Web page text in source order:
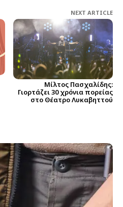
NEXT ARTICLE
Μίλτος Πασχαλίδης:
Γιορτάζει 30 χρόνια πορείας
στο Θέατρο Λυκαβηττού